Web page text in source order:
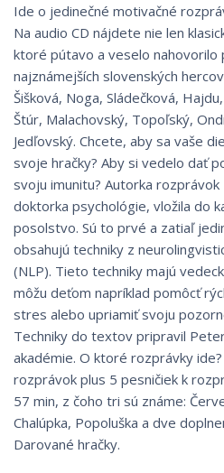
Ide o jedinečné motivačné
Na audio CD nájdete nie len
ktoré pútavo a veselo nahovorilo
najznámejších slovenských
Šišková, Noga, Sládečková,
Štúr, Malachovský, Topoľský,
Jedľovský. Chcete, aby sa vaše
svoje hračky? Aby si vedelo dať
svoju imunitu? Autorka rozprávok
doktorka psychológie, vložila do
posolstvo. Sú to prvé a zatiaľ
obsahujú techniky z
(NLP). Tieto techniky majú
môžu deťom napríklad pomôcť
stres alebo upriamiť svoju
Techniky do textov pripravil
akadémie. O ktoré rozprávky
rozprávok plus 5 pesničiek k
57 min, z čoho tri sú známe:
Chalúpka, Popoluška a dve
Darované hračky.